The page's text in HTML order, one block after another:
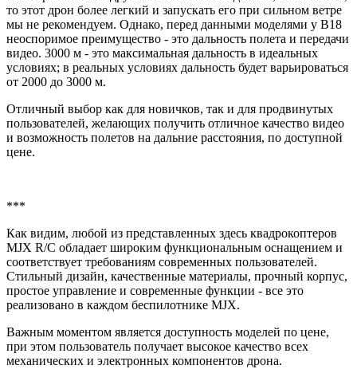
то этот дрон более легкий и запускать его при сильном ветре
мы не рекомендуем. Однако, перед данными моделями у B18
неоспоримое преимущество - это дальность полета и передачи
видео. 3000 м - это максимальная дальность в идеальных
условиях; в реальных условиях дальность будет варьироваться
от 2000 до 3000 м.
Отличный выбор как для новичков, так и для продвинутых
пользователей, желающих получить отличное качество видео
и возможность полетов на дальние расстояния, по доступной
цене.
***
Как видим, любой из представленных здесь квадрокоптеров
MJX R/C обладает широким функциональным оснащением и
соответствует требованиям современных пользователей.
Стильный дизайн, качественные материалы, прочный корпус,
простое управление и современные функции - все это
реализовано в каждом беспилотнике MJX.
Важным моментом является доступность моделей по цене,
при этом пользователь получает высокое качество всех
механических и электронных компонентов дрона.